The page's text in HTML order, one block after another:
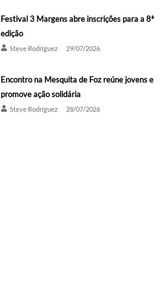
Festival 3 Margens abre inscrições para a 8ª
edição
Steve Rodríguez 29/07/2026
Encontro na Mesquita de Foz reúne jovens e
promove ação solidária
Steve Rodríguez 28/07/2026